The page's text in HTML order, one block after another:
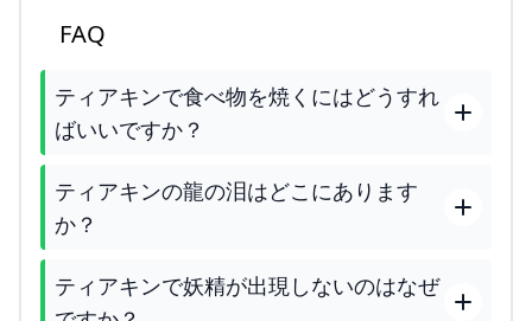
FAQ
ティアキンで食べ物を焼くにはどうすれ
ばいいですか？
ティアキンの龍の泪はどこにあります
か？
ティアキンで妖精が出現しないのはなぜ